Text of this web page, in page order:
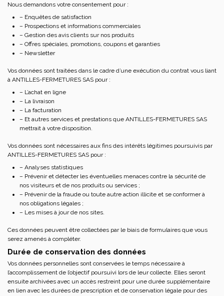
Nous demandons votre consentement pour :
– Enquêtes de satisfaction
– Prospections et informations commerciales
– Gestion des avis clients sur nos produits
– Offres spéciales, promotions, coupons et garanties
– Newsletter
Vos données sont traitées dans le cadre d’une exécution du contrat vous liant
à ANTILLES-FERMETURES SAS pour :
– L’achat en ligne
– La livraison
– La facturation
– Et autres services et prestations que ANTILLES-FERMETURES SAS
mettrait à votre disposition.
Vos données sont nécessaires aux fins des intérêts légitimes poursuivis par
ANTILLES-FERMETURES SAS pour :
– Analyses statistiques
– Prévenir et détecter les éventuelles menaces contre la sécurité de
nos visiteurs et de nos produits ou services ;
– Prévenir de la fraude ou toute autre action illicite et se conformer à
nos obligations légales ;
– Les mises à jour de nos sites.
Ces données peuvent être collectées par le biais de formulaires que vous
serez amenés à compléter.
Durée de conservation des données
Vos données personnelles sont conservées le temps nécessaire à
l’accomplissement de l’objectif poursuivi lors de leur collecte. Elles seront
ensuite archivées avec un accès restreint pour une durée supplémentaire
en lien avec les durées de prescription et de conservation légale pour des